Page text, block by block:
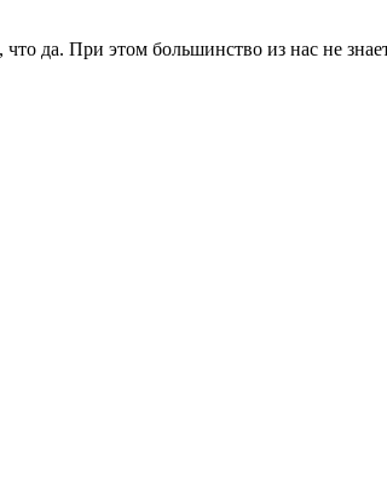
да. При этом большинство из нас не